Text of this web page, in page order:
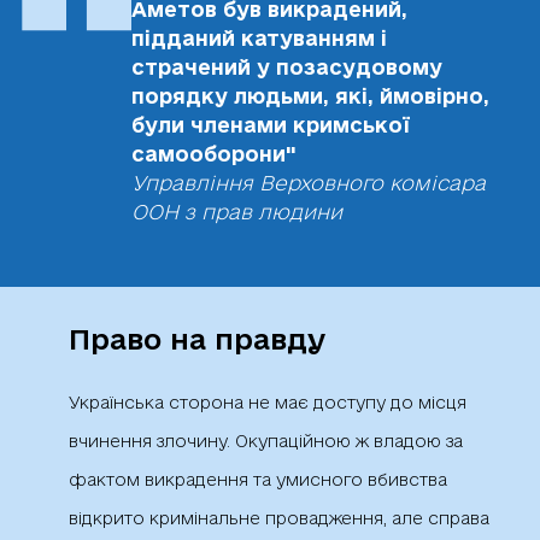
Аметов був викрадений,
підданий катуванням і
страчений у позасудовому
порядку людьми, які, ймовірно,
були членами кримської
самооборони"
Управління Верховного комісара
ООН з прав людини
Право на правду
Українська сторона не має доступу до місця
вчинення злочину. Окупаційною ж владою за
фактом викрадення та умисного вбивства
відкрито кримінальне провадження, але справа